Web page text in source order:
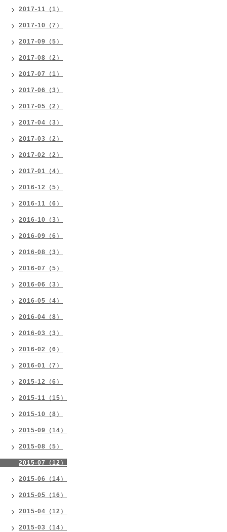
2017-11（1）
2017-10（7）
2017-09（5）
2017-08（2）
2017-07（1）
2017-06（3）
2017-05（2）
2017-04（3）
2017-03（2）
2017-02（2）
2017-01（4）
2016-12（5）
2016-11（6）
2016-10（3）
2016-09（6）
2016-08（3）
2016-07（5）
2016-06（3）
2016-05（4）
2016-04（8）
2016-03（3）
2016-02（6）
2016-01（7）
2015-12（6）
2015-11（15）
2015-10（8）
2015-09（14）
2015-08（5）
2015-07（12）
2015-06（14）
2015-05（16）
2015-04（12）
2015-03（14）